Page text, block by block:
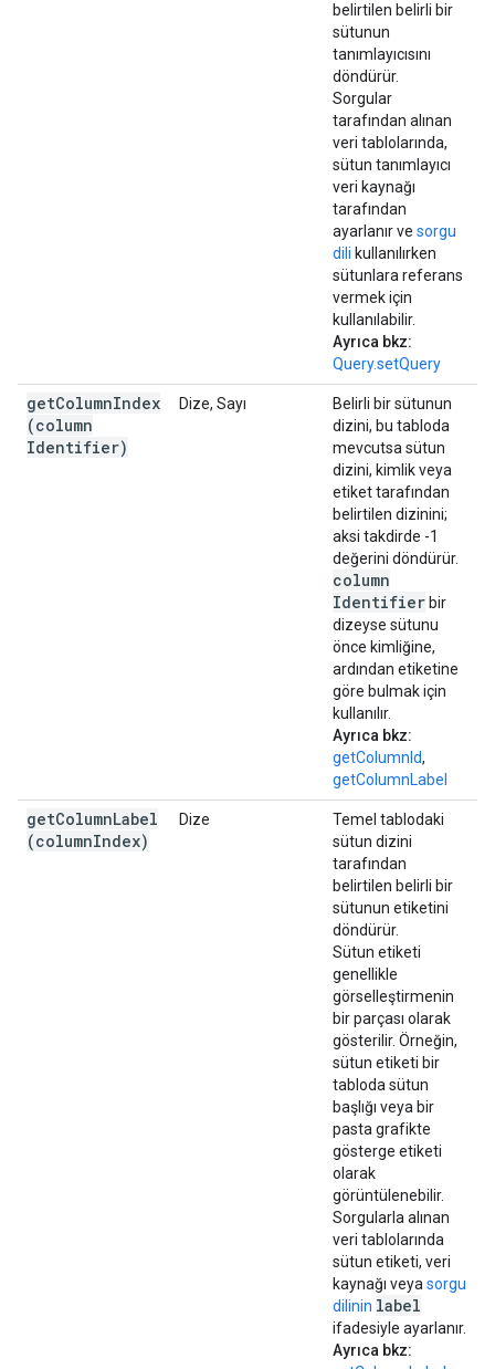
belirtilen belirli bir
sütunun
tanımlayıcısını
döndürür.
Sorgular
tarafından alınan
veri tablolarında,
sütun tanımlayıcı
veri kaynağı
tarafından
ayarlanır ve sorgu
dili kullanılırken
sütunlara referans
vermek için
kullanılabilir.
Ayrıca bkz:
Query.setQuery
getColumnIndex
(column
Identifier)
Dize, Sayı
Belirli bir sütunun
dizini, bu tabloda
mevcutsa sütun
dizini, kimlik veya
etiket tarafından
belirtilen dizinini;
aksi takdirde -1
değerini döndürür.
column
Identifier bir
dizeyse sütunu
önce kimliğine,
ardından etiketine
göre bulmak için
kullanılır.
Ayrıca bkz:
getColumnId,
getColumnLabel
getColumnLabel
(columnIndex)
Dize
Temel tablodaki
sütun dizini
tarafından
belirtilen belirli bir
sütunun etiketini
döndürür.
Sütun etiketi
genellikle
görselleştirmenin
bir parçası olarak
gösterilir. Örneğin,
sütun etiketi bir
tabloda sütun
başlığı veya bir
pasta grafikte
gösterge etiketi
olarak
görüntülenebilir.
Sorgularla alınan
veri tablolarında
sütun etiketi, veri
kaynağı veya sorgu
dilinin label
ifadesiyle ayarlanır.
Ayrıca bkz: